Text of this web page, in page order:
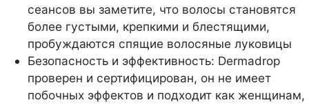
сеансов вы заметите, что волосы становятся
более густыми, крепкими и блестящими,
пробуждаются спящие волосяные луковицы
Безопасность и эффективность: Dermadrop
проверен и сертифицирован, он не имеет
побочных эффектов и подходит как женщинам,